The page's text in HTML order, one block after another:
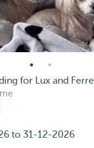
for Lux and Ferre
to 31-12-2026